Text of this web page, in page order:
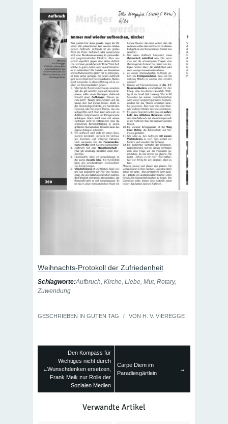
Weihnachts-Protokoll der Zufriedenheit
Schlagworte:Aufbruch, Kirche, Liebe, Mut, Rotary,
Zuwendung
GESCHRIEBEN IN GUTEN TAG / VON H. V. VIEREGGE
←
Den Kompass für
Wichtiges nicht durch
Wunschdenken ersetzen,
Frank Meik zur Rolle der
Sozialen Medien
Carpe Diem im
Paradiesgärtlein
→
Verwandte Artikel